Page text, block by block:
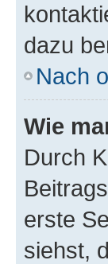
dazu
Nach
Wie
Durch
erste
siehst,